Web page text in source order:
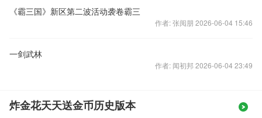
《霸三国》新区第二波活动袭卷霸三
作者: 张阅朋 2026-06-04 15:46
一剑武林
作者: 闻初邦 2026-06-04 23:49
炸金花天天送金币历史版本